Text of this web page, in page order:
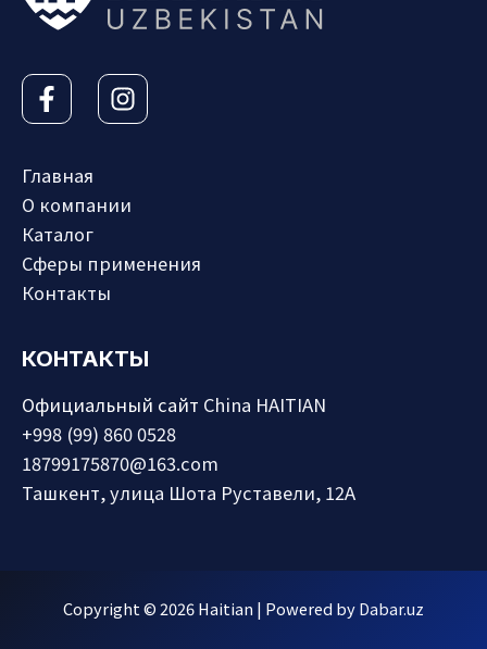
Главная
О компании
Каталог
Сферы применения
Контакты
КОНТАКТЫ
Официальный сайт China HAITIAN
+998 (99) 860 0528
18799175870@163.com
Ташкент, улица Шота Руставели, 12А
Copyright © 2026 Haitian | Powered byDabar.uz